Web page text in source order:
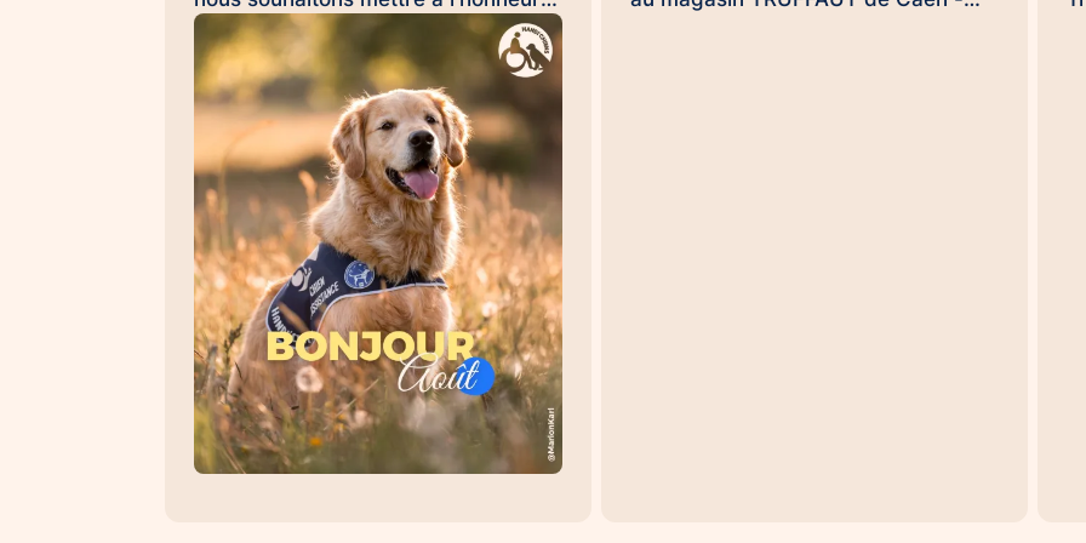
Émilie et Ron, son chien d'assistance
à la réussite scolaire HANDI'CHIENS
💛 Au quotidien, Ron accompagne
Émilie dans son collège et l'aide à
évoluer dans un environnement
scolaire avec davantage de sérénité,
de confiance et d'apaisement. Sa
présence favorise les
apprentissages, renforce le
sentiment de sécurité et contribue à
créer un climat propice à la réussite.
Les chiens d'assistance à la réussite
scolaire permettent : 🐾 d'apaiser les
situations de stress et d'anxiété 🐾
de favoriser la concentration et les
apprentissages 🐾 de renforcer la